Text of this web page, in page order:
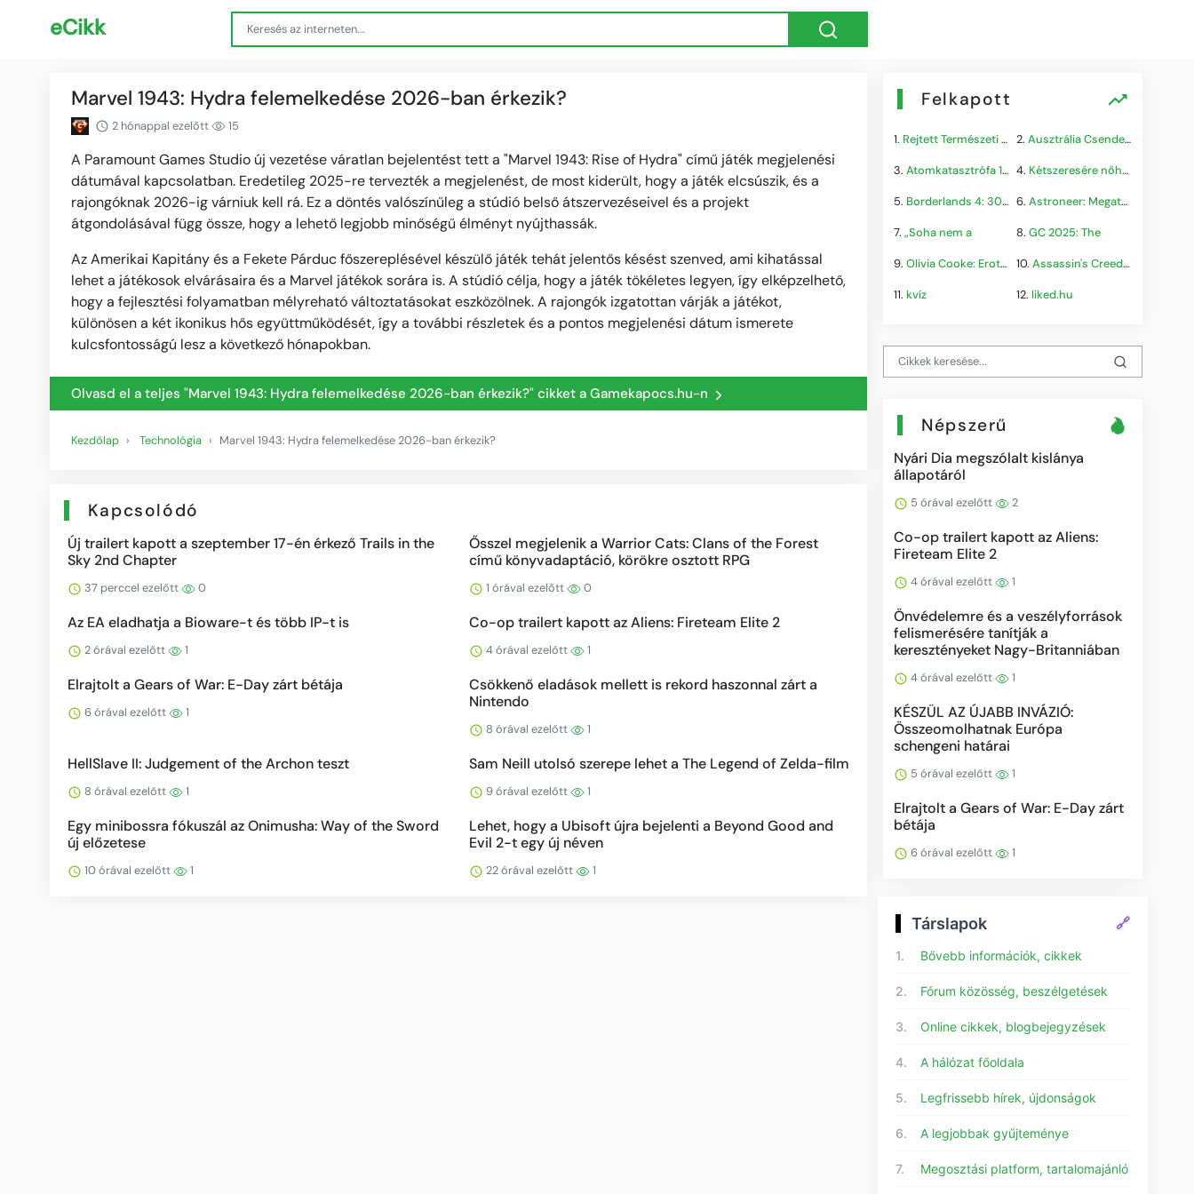
eCikk
Marvel 1943: Hydra felemelkedése 2026-ban érkezik?
2 hónappal ezelőtt 15
A Paramount Games Studio új vezetése váratlan bejelentést tett a "Marvel 1943: Rise of Hydra" című játék megjelenési
dátumával kapcsolatban. Eredetileg 2025-re tervezték a megjelenést, de most kiderült, hogy a játék elcsúszik, és a
rajongóknak 2026-ig várniuk kell rá. Ez a döntés valószínűleg a stúdió belső átszervezéseivel és a projekt
átgondolásával függ össze, hogy a lehető legjobb minőségű élményt nyújthassák.
Az Amerikai Kapitány és a Fekete Párduc főszereplésével készülő játék tehát jelentős késést szenved, ami kihatással
lehet a játékosok elvárásaira és a Marvel játékok sorára is. A stúdió célja, hogy a játék tökéletes legyen, így elképzelhető,
hogy a fejlesztési folyamatban mélyreható változtatásokat eszközölnek. A rajongók izgatottan várják a játékot,
különösen a két ikonikus hős együttműködését, így a további részletek és a pontos megjelenési dátum ismerete
kulcsfontosságú lesz a következő hónapokban.
Olvasd el a teljes "Marvel 1943: Hydra felemelkedése 2026-ban érkezik?" cikket a Gamekapocs.hu-n
Kezdőlap Technológia Marvel 1943: Hydra felemelkedése 2026-ban érkezik?
Kapcsolódó
Új trailert kapott a szeptember 17-én érkező Trails in the
Sky 2nd Chapter
37 perccel ezelőtt 0
Ősszel megjelenik a Warrior Cats: Clans of the Forest
című könyvadaptáció, körökre osztott RPG
1 órával ezelőtt 0
Az EA eladhatja a Bioware-t és több IP-t is
2 órával ezelőtt 1
Co-op trailert kapott az Aliens: Fireteam Elite 2
4 órával ezelőtt 1
Elrajtolt a Gears of War: E-Day zárt bétája
6 órával ezelőtt 1
Csökkenő eladások mellett is rekord haszonnal zárt a
Nintendo
8 órával ezelőtt 1
HellSlave II: Judgement of the Archon teszt
8 órával ezelőtt 1
Sam Neill utolsó szerepe lehet a The Legend of Zelda-film
9 órával ezelőtt 1
Egy minibossra fókuszál az Onimusha: Way of the Sword
új előzetese
10 órával ezelőtt 1
Lehet, hogy a Ubisoft újra bejelenti a Beyond Good and
Evil 2-t egy új néven
22 órával ezelőtt 1
Felkapott
1. Rejtett Természeti Csoda 2. Ausztrália Csendes Összeomlása
3.Atomkatasztrófa 1985: A 4. Kétszeresére nőhet a
5. Borderlands 4: 300.000+ 6. Astroneer: Megatech DLC
7.„Soha nem a 8. GC 2025: The
9.Olivia Cooke: Erotikus 10. Assassin's Creed Shadows
11.kvíz 12. liked.hu
Népszerű
Nyári Dia megszólalt kislánya
állapotáról
5 órával ezelőtt 2
Co-op trailert kapott az Aliens:
Fireteam Elite 2
4 órával ezelőtt 1
Önvédelemre és a veszélyforrások
felismerésére tanítják a
keresztényeket Nagy-Britanniában
4 órával ezelőtt 1
KÉSZÜL AZ ÚJABB INVÁZIÓ:
Összeomolhatnak Európa
schengeni határai
5 órával ezelőtt 1
Elrajtolt a Gears of War: E-Day zárt
bétája
6 órával ezelőtt 1
Társlapok 🔗
1. Bővebb információk, cikkek
2. Fórum közösség, beszélgetések
3. Online cikkek, blogbejegyzések
4. A hálózat főoldala
5. Legfrissebb hírek, újdonságok
6. A legjobbak gyűjteménye
7. Megosztási platform, tartalomajánló